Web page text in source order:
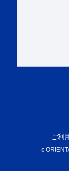
ご利
c